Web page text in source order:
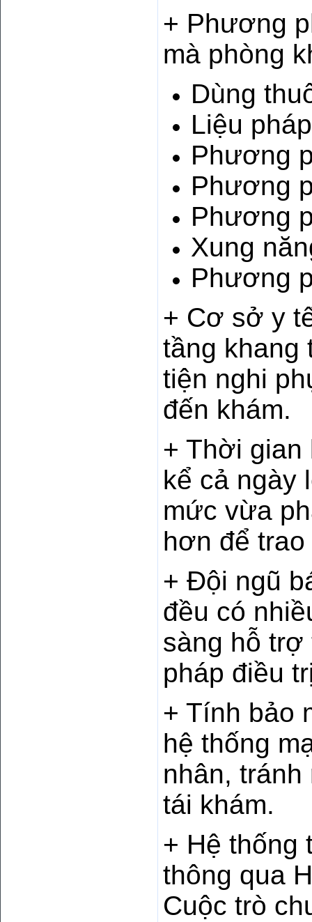
+ Phương
mà phòng
Dùng
Liệu
Phương
Phương
Phương
Xung
Phương
+ Cơ sở y
tầng khang
tiện nghi
đến khám.
+ Thời gian
kể cả ngày
mức vừa
hơn để
+ Đội ngũ
đều có
sàng hỗ
pháp điều
+ Tính bảo
hệ thống
nhân,
tái khám.
+ Hệ thống
thông qua
Cuộc trò